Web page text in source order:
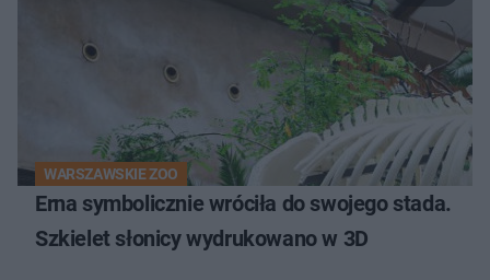
WARSZAWSKIE ZOO
Erna symbolicznie wróciła do swojego stada.
Szkielet słonicy wydrukowano w 3D